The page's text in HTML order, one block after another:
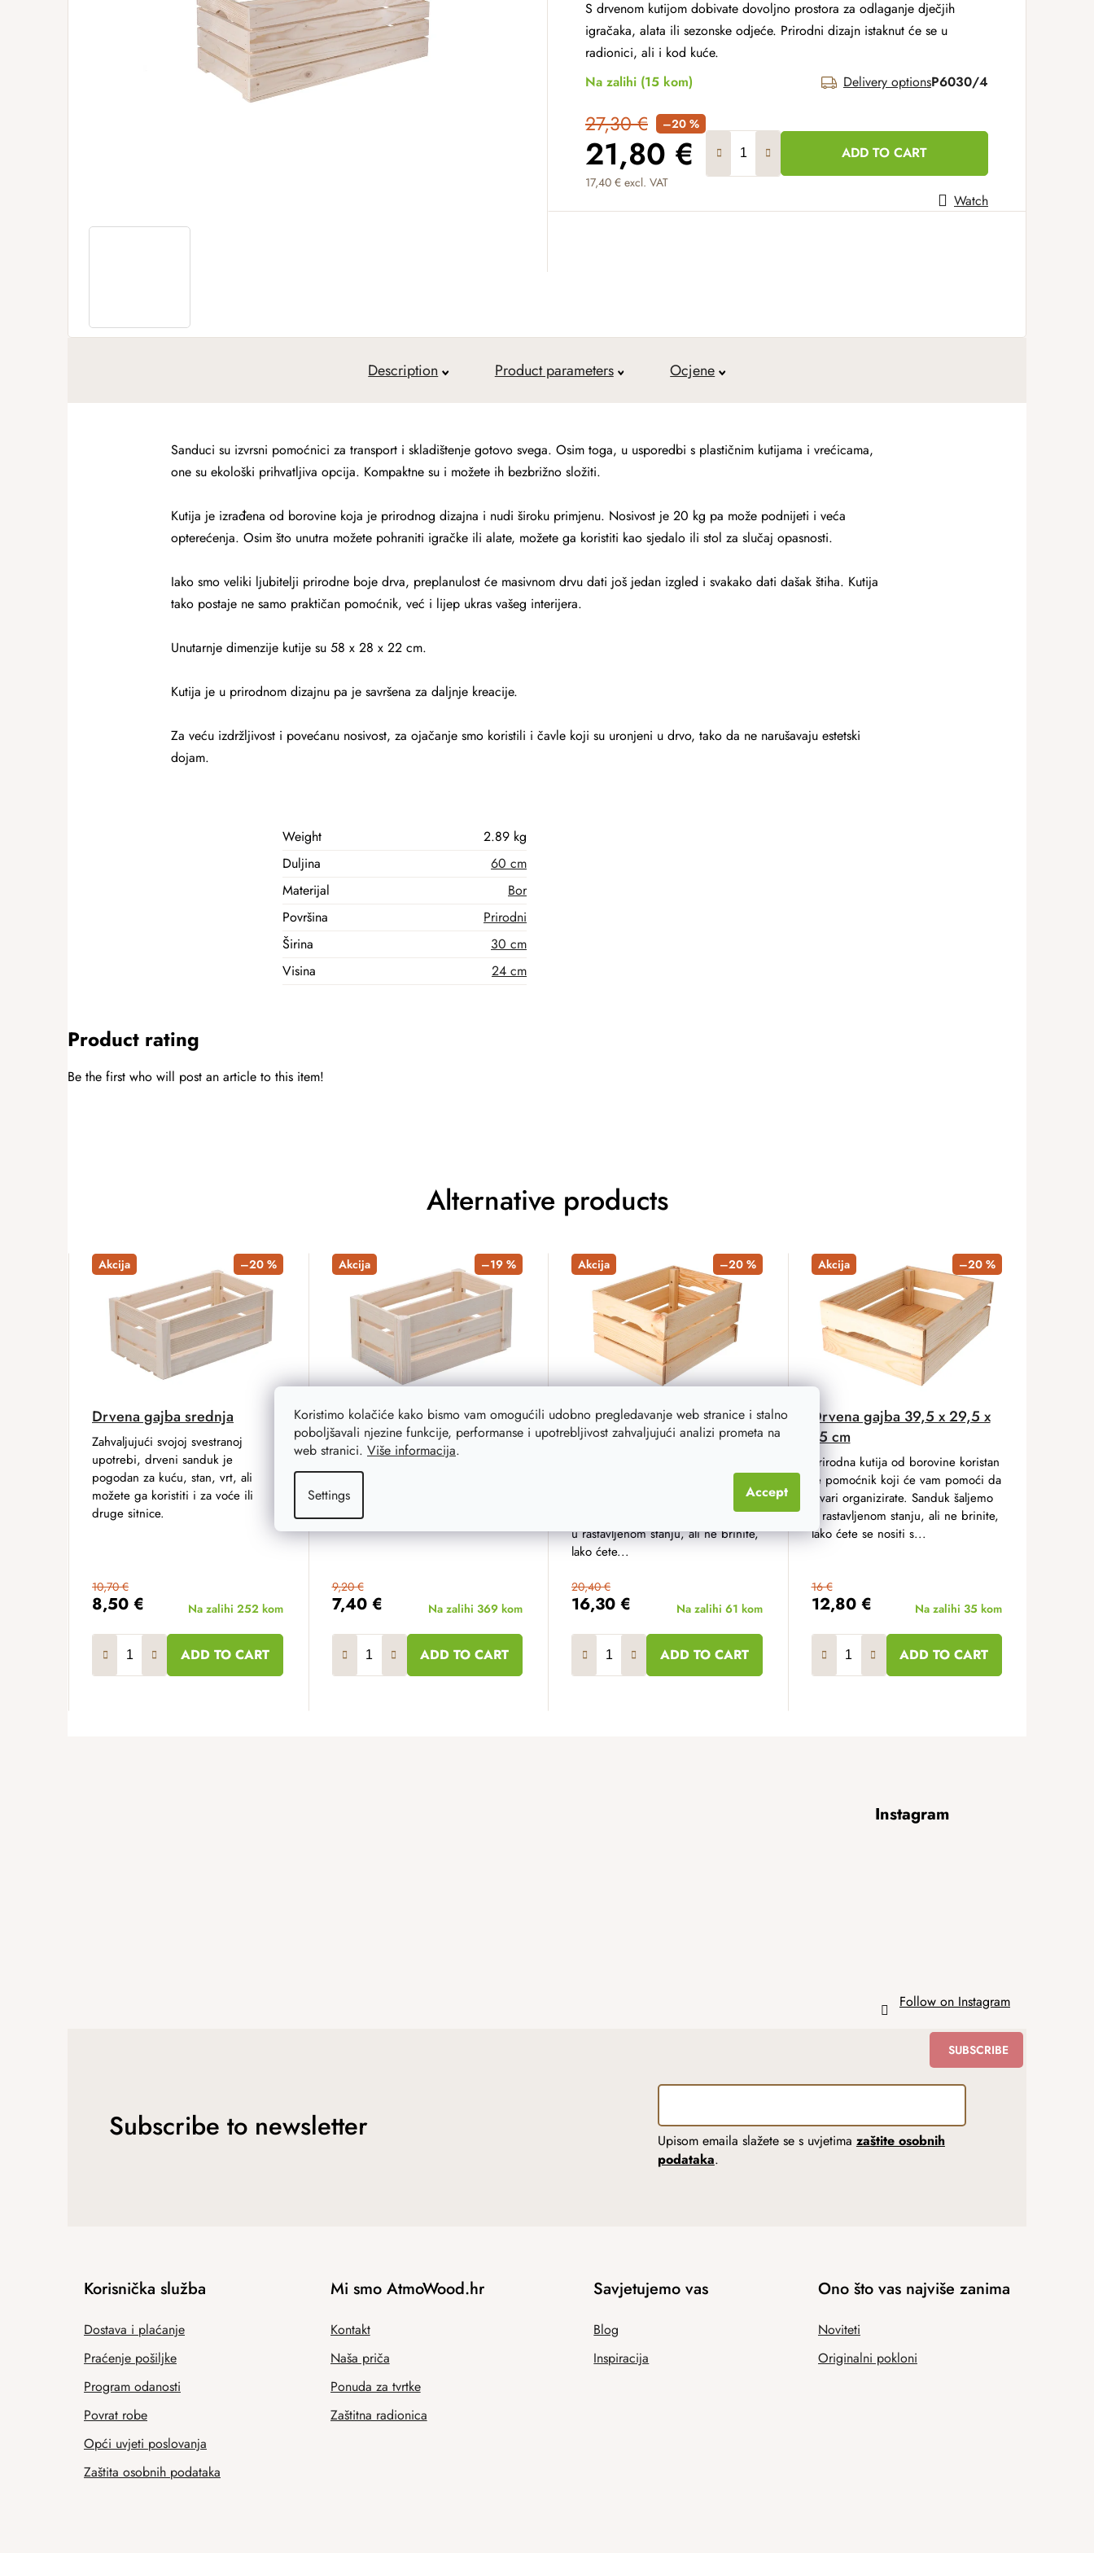
Koristimo kolačiće kako bismo vam omogućili udobno pregledavanje web stranice i stalno
poboljšavali njezine funkcije, performanse i upotrebljivost zahvaljujući analizi prometa na
web stranici. Više informacija.
Settings Accept
S drvenom kutijom dobivate dovoljno prostora za odlaganje dječjih
igračaka, alata ili sezonske odjeće. Prirodni dizajn istaknut će se u
radionici, ali i kod kuće.
Na zalihi (15 kom) Delivery optionsP6030/4
27,30 € –20 %
21,80 €
17,40 € excl. VAT
Measure price:
ADD TO CART
Watch
Description Product parameters Ocjene
Sanduci su izvrsni pomoćnici za transport i skladištenje gotovo svega. Osim toga, u usporedbi s plastičnim kutijama i vrećicama,
one su ekološki prihvatljiva opcija. Kompaktne su i možete ih bezbrižno složiti.
Kutija je izrađena od borovine koja je prirodnog dizajna i nudi široku primjenu. Nosivost je 20 kg pa može podnijeti i veća
opterećenja. Osim što unutra možete pohraniti igračke ili alate, možete ga koristiti kao sjedalo ili stol za slučaj opasnosti.
Iako smo veliki ljubitelji prirodne boje drva, preplanulost će masivnom drvu dati još jedan izgled i svakako dati dašak štiha. Kutija
tako postaje ne samo praktičan pomoćnik, već i lijep ukras vašeg interijera.
Unutarnje dimenzije kutije su 58 x 28 x 22 cm.
Kutija je u prirodnom dizajnu pa je savršena za daljnje kreacije.
Za veću izdržljivost i povećanu nosivost, za ojačanje smo koristili i čavle koji su uronjeni u drvo, tako da ne narušavaju estetski
dojam.
Weight
2.89 kg
Duljina
60 cm
Materijal
Bor
Površina
Prirodni
Širina
30 cm
Visina
24 cm
Product rating
Be the first who will post an article to this item!
Alternative products
Akcija –20 %
Drvena gajba srednja
8,50 €
10,70 €
Na zalihi 252 kom
ADD TO CART
Zahvaljujući svojoj svestranoj
upotrebi, drveni sanduk je
pogodan za kuću, stan, vrt, ali
možete ga koristiti i za voće ili
druge sitnice.
Akcija –19 %
Drvena gajba manja
7,40 €
9,20 €
Na zalihi 369 kom
ADD TO CART
Kutija od borovine pronaći će svoju
primjenu u svakom kućanstvu. U
njega možete sakriti dječje igračke
ili možda voće. Sanduke možete
složiti jedan na drugi.
Akcija –20 %
Drvena gajba 39,5 x 29,5 x
22 cm
16,30 €
20,40 €
Na zalihi 61 kom
ADD TO CART
vam u održavanju reda, au isto
dodatak interijeru. Sanduk šaljemo
u rastavljenom stanju, ali ne brinite,
lako ćete...
Akcija –20 %
Drvena gajba 39,5 x 29,5 x
15 cm
12,80 €
16 €
Na zalihi 35 kom
ADD TO CART
Prirodna kutija od borovine koristan
je pomoćnik koji će vam pomoći da
stvari organizirate. Sanduk šaljemo
u rastavljenom stanju, ali ne brinite,
lako ćete se nositi s...
Instagram
Follow on Instagram
Subscribe to newsletter Upisom emaila slažete se s uvjetima zaštite osobnih
podataka.
SUBSCRIBE
Korisnička služba
Dostava i plaćanje
Praćenje pošiljke
Program odanosti
Povrat robe
Opći uvjeti poslovanja
Zaštita osobnih podataka
Mi smo AtmoWood.hr
Kontakt
Naša priča
Ponuda za tvrtke
Zaštitna radionica
Savjetujemo vas
Blog
Inspiracija
Ono što vas najviše zanima
Noviteti
Originalni pokloni